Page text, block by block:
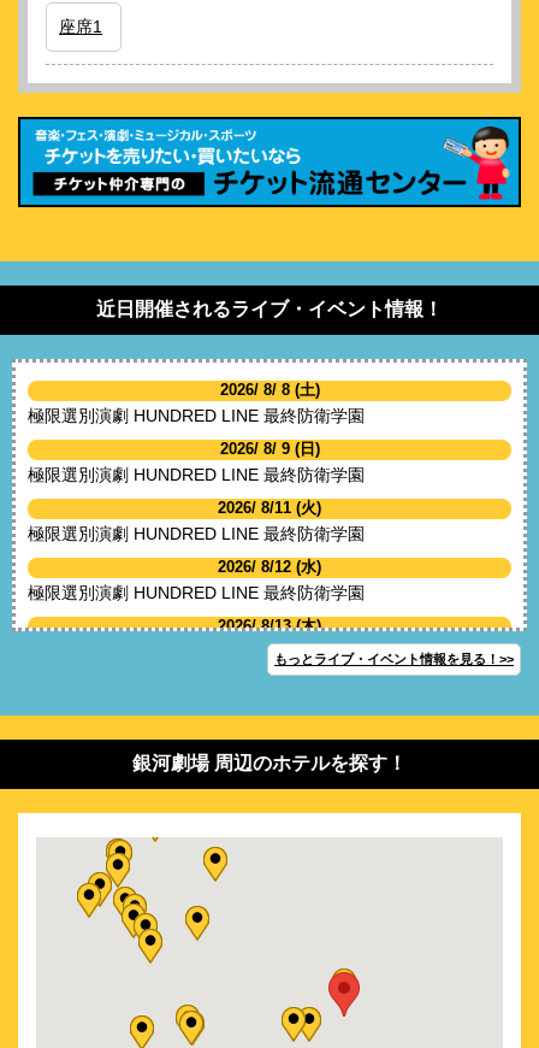
座席1
近日開催されるライブ・イベント情報！
2026/ 8/ 8 (土)
極限選別演劇 HUNDRED LINE 最終防衛学園
2026/ 8/ 9 (日)
極限選別演劇 HUNDRED LINE 最終防衛学園
2026/ 8/11 (火)
極限選別演劇 HUNDRED LINE 最終防衛学園
2026/ 8/12 (水)
極限選別演劇 HUNDRED LINE 最終防衛学園
2026/ 8/13 (木)
極限選別演劇 HUNDRED LINE 最終防衛学園
2026/ 8/16 (日)
極限選別演劇 HUNDRED LINE 最終防衛学園
2026/ 9/17 (木)
多聞くん今どっち!? THE STAGE
多聞くん今どっち!? THE STAGE
舞台 ブルーロック 5th STAGE 新英雄大戦 開幕
2026/10/ 8 (木)
もっとライブ・イベント情報を見る！>>
銀河劇場 周辺のホテルを探す！